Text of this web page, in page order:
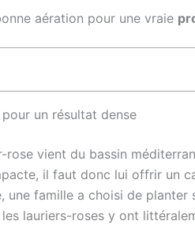
aération pour une vraie
un résultat dense
vient du bassin
il faut donc lui offrir un
famille a choisi de planter
lauriers-roses y ont